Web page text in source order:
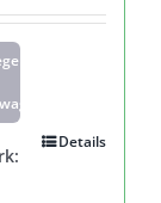
€15,37.€12,30.
Details